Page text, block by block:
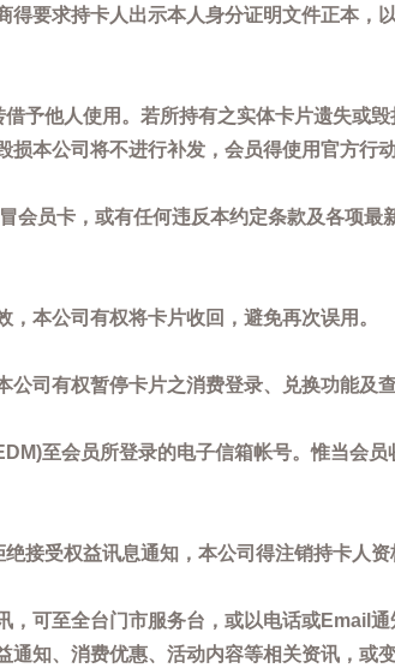
要求持卡人出示本人身分证明文件正本，
予他人使用。若所持有之实体卡片遗失或
本公司将不进行补发，会员得使用官方行
会员卡，或有任何违反本约定条款及各项
本公司有权将卡片收回，避免再次误用。
司有权暂停卡片之消费登录、兑换功能及
至会员所登录的电子信箱帐号。惟当会
接受权益讯息通知，本公司得注销持卡人资
可至全台门市服务台，或以电话或Email
知、消费优惠、活动内容等相关资讯，或